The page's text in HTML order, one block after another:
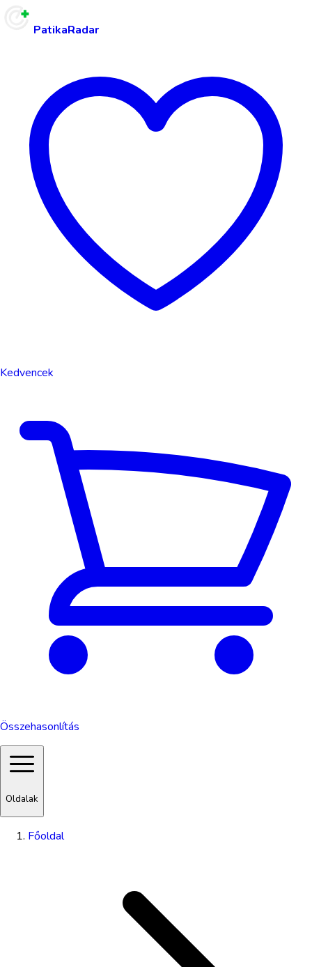
PatikaRadar
Kedvencek
Összehasonlítás
Oldalak
Főoldal